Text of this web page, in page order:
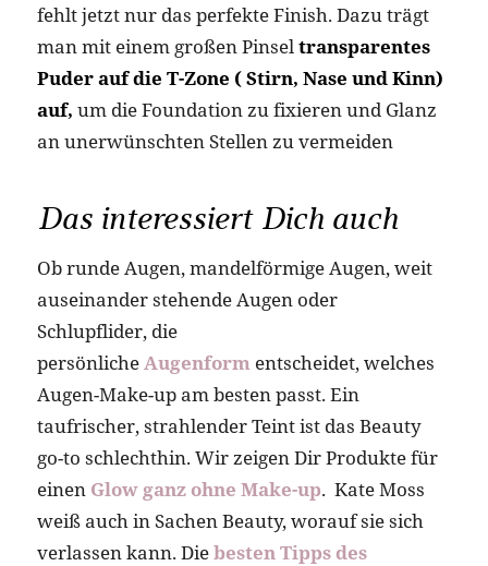
fehlt jetzt nur das perfekte Finish. Dazu trägt
man mit einem großen Pinseltransparentes
Puder auf die T-Zone ( Stirn, Nase und Kinn)
auf, um die Foundation zu fixieren und Glanz
an unerwünschten Stellen zu vermeiden
Das interessiert Dich auch
Ob runde Augen, mandelförmige Augen, weit
auseinander stehende Augen oder
Schlupflider, die
persönlicheAugenformentscheidet, welches
Augen-Make-up am besten passt. Ein
taufrischer, strahlender Teint ist das Beauty
go-to schlechthin. Wir zeigen Dir Produkte für
einen Glow ganz ohne Make-up. Kate Moss
weiß auch in Sachen Beauty, worauf sie sich
verlassen kann. Diebesten Tipps des